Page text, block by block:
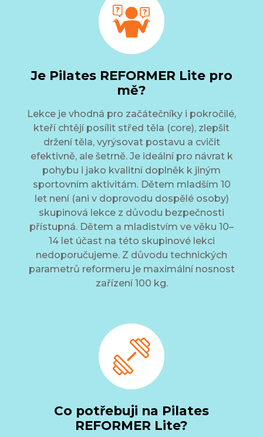
Je Pilates REFORMER Lite pro
mě?
Lekce je vhodná pro začátečníky i pokročilé,
kteří chtějí posílit střed těla (core), zlepšit
držení těla, vyrýsovat postavu a cvičit
efektivně, ale šetrně. Je ideální pro návrat k
pohybu i jako kvalitní doplněk k jiným
sportovním aktivitám. Dětem mladším 10
let není (ani v doprovodu dospělé osoby)
skupinová lekce z důvodu bezpečnosti
přístupná. Dětem a mladistvím ve věku 10–
14 let účast na této skupinové lekci
nedoporučujeme. Z důvodu technických
parametrů reformeru je maximální nosnost
zařízení 100 kg.
Co potřebuji na Pilates
REFORMER Lite?